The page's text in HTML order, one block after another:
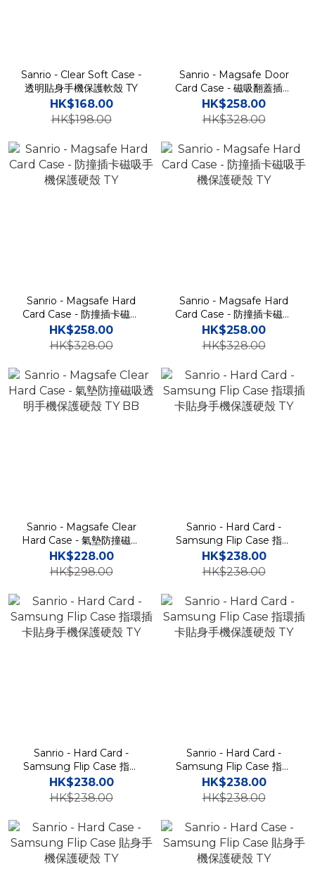
Sanrio - Clear Soft Case -
透明貼身手機保護軟殼 TY
HK$168.00
HK$198.00
Sanrio - Magsafe Door
Card Case - 磁吸翻蓋插卡
槽防撞手機雙層保護殼 TY
HK$258.00
HK$328.00
Sanrio - Magsafe Hard
Card Case - 防撞插卡磁吸
手機保護硬殼 TY
HK$258.00
HK$328.00
Sanrio - Magsafe Hard
Card Case - 防撞插卡磁吸
手機保護硬殼 TY
HK$258.00
HK$328.00
Sanrio - Magsafe Clear
Hard Case - 氣墊防撞磁吸
透明手機保護硬殼 TY BB
HK$228.00
HK$298.00
Sanrio - Hard Card -
Samsung Flip Case 指環
插卡貼身手機保護硬殼 TY
HK$238.00
HK$238.00
Sanrio - Hard Card -
Samsung Flip Case 指環
插卡貼身手機保護硬殼 TY
HK$238.00
HK$238.00
Sanrio - Hard Card -
Samsung Flip Case 指環
插卡貼身手機保護硬殼 TY
HK$238.00
HK$238.00